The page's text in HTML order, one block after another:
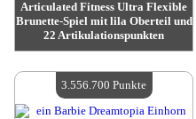
Articulated Fitness Ultra Flexible
Brunette-Spiel mit lila Oberteil und
22 Artikulationspunkten
Verfügbare Menge:4
3.556.700 Punkte